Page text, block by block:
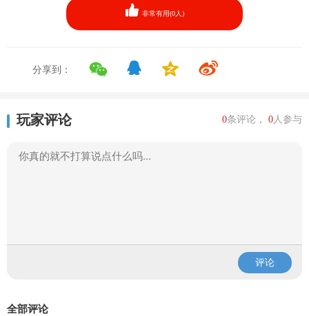
非常有用(0人)
分享到：
玩家评论 0条评论， 0 人参与
评论
全部评论